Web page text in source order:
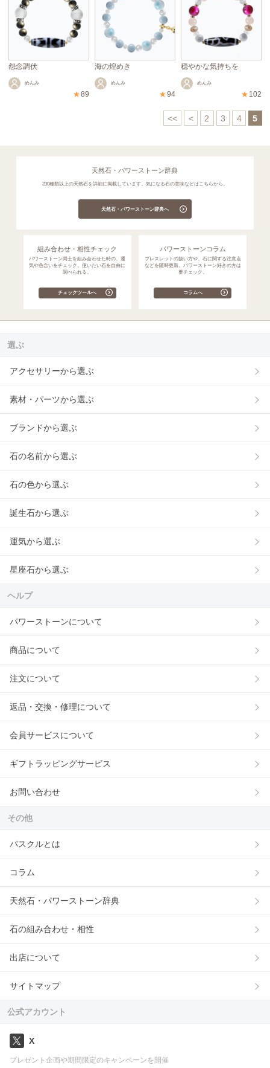
怨念調伏
めんみ
★89
海の煌めき
めんみ
★94
穏やかな気持ちを
めんみ
★ 102
<< < 2 3 4 5
天然石・パワーストーン辞典
230種類以上の天然石を詳細に掲載しています。気になる石の意味などはこちらから。
天然石・パワーストーン辞典へ
組み合わせ・相性チェック
パワーストーン同士を組み合わせた時の、運
気や色合いをチェック。使いたい石を自由に
調べられる。
チェックツールへ
パワーストーンコラム
ブレスレットの扱い方や、石に関する注意点
などを随時更新。パワーストーン好きの方は
要チェック。
コラムへ
選ぶ
アクセサリーから選ぶ
素材・パーツから選ぶ
ブランドから選ぶ
石の名前から選ぶ
石の色から選ぶ
誕生石から選ぶ
運気から選ぶ
星座石から選ぶ
ヘルプ
パワーストーンについて
商品について
注文について
返品・交換・修理について
会員サービスについて
ギフトラッピングサービス
お問い合わせ
その他
パスクルとは
コラム
天然石・パワーストーン辞典
石の組み合わせ・相性
出店について
サイトマップ
公式アカウント
X
プレゼント企画や期間限定のキャンペーンを開催